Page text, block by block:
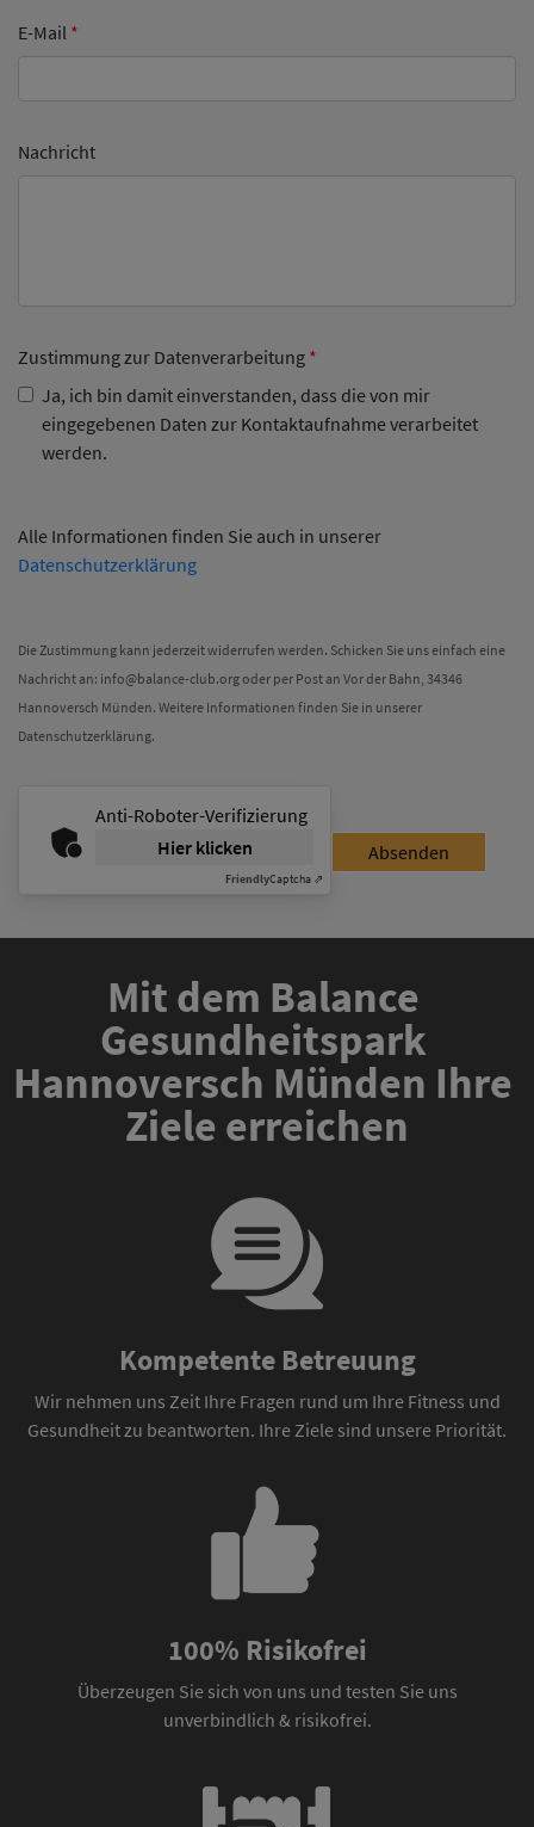
E-Mail *
Nachricht
Zustimmung zur Datenverarbeitung *
Ja, ich bin damit einverstanden, dass die von mir
eingegebenen Daten zur Kontaktaufnahme verarbeitet
werden.
Alle Informationen finden Sie auch in unserer
Datenschutzerklärung
Die Zustimmung kann jederzeit widerrufen werden. Schicken Sie uns einfach eine
Nachricht an: info@balance-club.orgoder per Post an Vor der Bahn, 34346
Hannoversch Münden. Weitere Informationen finden Sie in unserer
Datenschutzerklärung.
Anti-Roboter-Verifizierung
Hier klicken
FriendlyCaptcha ⇗
Absenden
Mit dem Balance
Gesundheitspark
Hannoversch Münden Ihre
Ziele erreichen
Kompetente Betreuung
Wir nehmen uns Zeit Ihre Fragen rund um Ihre Fitness und
Gesundheit zu beantworten. Ihre Ziele sind unsere Priorität.
100% Risikofrei
Überzeugen Sie sich von uns und testen Sie uns
unverbindlich & risikofrei.